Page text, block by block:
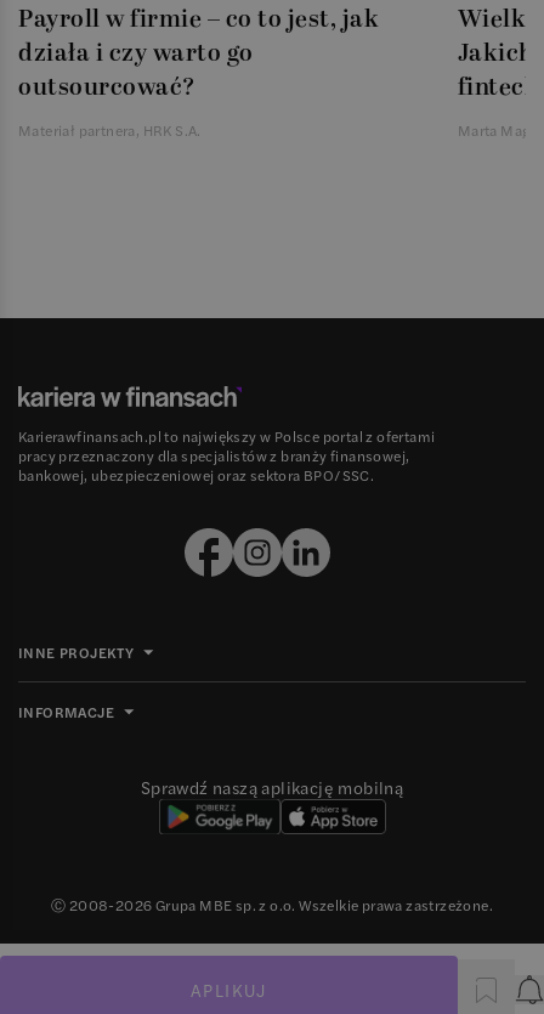
APLIKUJ
Payroll w firmie – co to jest, jak
działa i czy warto go
outsourcować?
Materiał partnera, HRK S.A.
Jakich
Marta
Karierawfinansach.pl to największy w Polsce portal z ofertami
pracy przeznaczony dla specjalistów z branży finansowej,
bankowej, ubezpieczeniowej oraz sektora BPO/SSC.
INNE PROJEKTY
INFORMACJE
Sprawdź naszą aplikację mobilną
Ⓒ 2008-2026Grupa MBE sp. z o.o. Wszelkie prawa zastrzeżone.